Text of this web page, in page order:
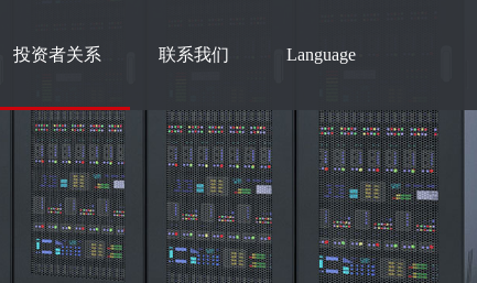
投资者关系 联系我们 Language